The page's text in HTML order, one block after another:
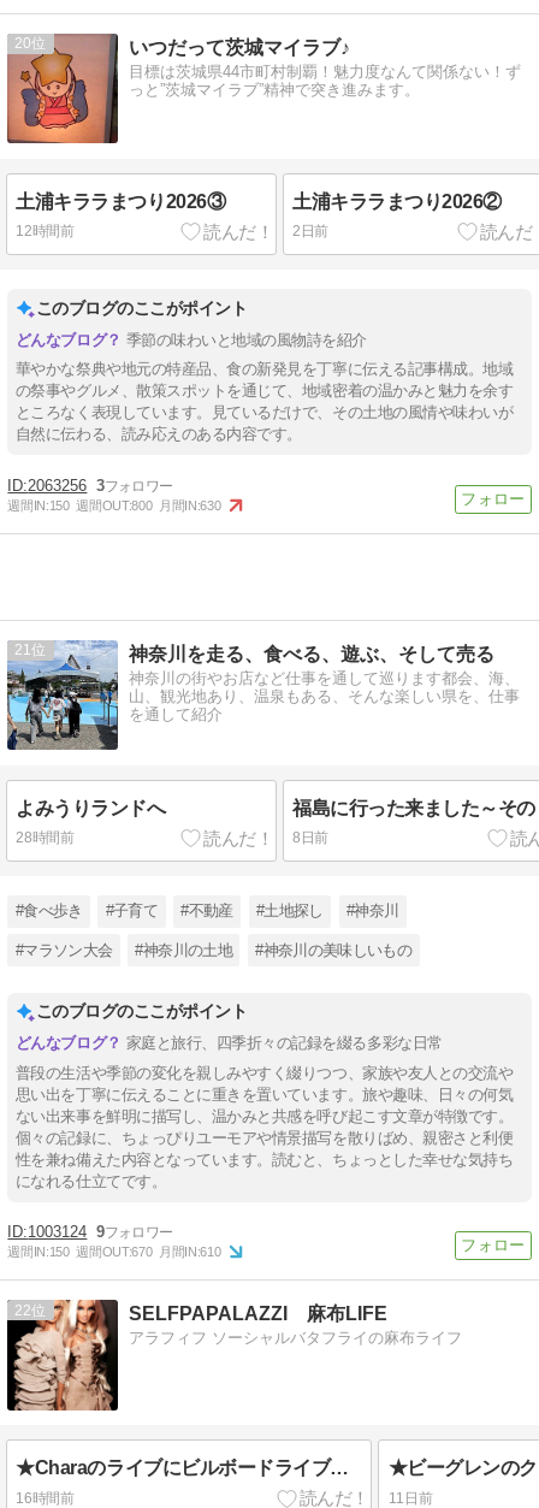
20 いつだって茨城マイラブ♪
目標は茨城県44市町村制覇！魅力度なんて関係ない！ず
っと”茨城マイラブ”精神で突き進みます。
土浦キララまつり2026③
12時間前
土浦キララまつり2026②
2日前
このブログのここがポイント
季節の味わいと地域の風物詩を紹介
華やかな祭典や地元の特産品、食の新発見を丁寧に伝える記事構成。地域
の祭事やグルメ、散策スポットを通じて、地域密着の温かみと魅力を余す
ところなく表現しています。見ているだけで、その土地の風情や味わいが
自然に伝わる、読み応えのある内容です。
2063256 3
週間IN:150 週間OUT:800 月間IN:630
21 神奈川を走る、食べる、遊ぶ、そして売る
神奈川の街やお店など仕事を通して巡ります都会、海、
山、観光地あり、温泉もある、そんな楽しい県を、仕事
を通して紹介
よみうりランドへ
28時間前
福島に行った来ました～そ
8日前
#食べ歩き #子育て #不動産 #土地探し #神奈川
#マラソン大会 #神奈川の土地 #神奈川の美味しいもの
このブログのここがポイント
家庭と旅行、四季折々の記録を綴る多彩な日常
普段の生活や季節の変化を親しみやすく綴りつつ、家族や友人との交流や
思い出を丁寧に伝えることに重きを置いています。旅や趣味、日々の何気
ない出来事を鮮明に描写し、温かみと共感を呼び起こす文章が特徴です。
個々の記録に、ちょっぴりユーモアや情景描写を散りばめ、親密さと利便
性を兼ね備えた内容となっています。読むと、ちょっとした幸せな気持ち
になれる仕立てです。
1003124 9
週間IN:150 週間OUT:670 月間IN:610
22 SELFPAPALAZZI 麻布LIFE
アラフィフ ソーシャルバタフライの麻布ライフ
★Charaのライブにビルボードライブ東京へ
16時間前
★ビーグレンの
11日前